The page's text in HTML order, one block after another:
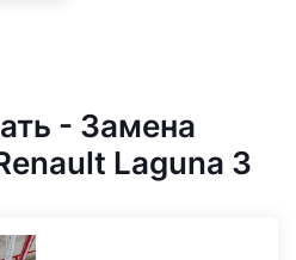
- Замена
Laguna 3